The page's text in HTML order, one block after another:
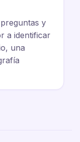
y
a identificar
una